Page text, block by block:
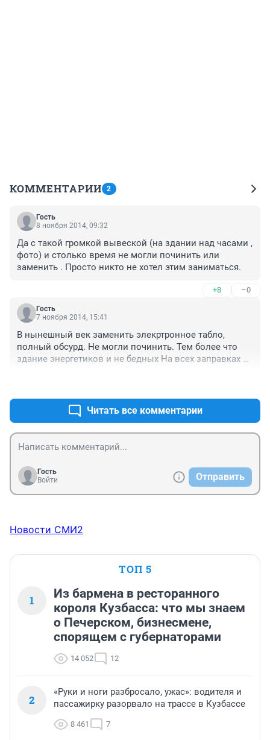
КОММЕНТАРИИ 2
Гость
8 ноября 2014, 09:32
Да с такой громкой вывеской (на здании над часами ,
фото) и столько время не могли починить или
заменить . Просто никто не хотел этим заниматься.
+8 –0
Гость
7 ноября 2014, 15:41
В нынешный век заменить элекртронное табло,
полный обсурд. Не могли починить. Тем более что
здание энергетиков и не бедных На всех заправках
Читать все комментарии
Гость
Войти
Отправить
Новости СМИ2
ТОП 5
1
Из бармена в ресторанного
короля Кузбасса: что мы знаем
о Печерском, бизнесмене,
спорящем с губернаторами
14 052 12
2
«Руки и ноги разбросало, ужас»: водителя и
пассажирку разорвало на трассе в Кузбассе
8 461 7